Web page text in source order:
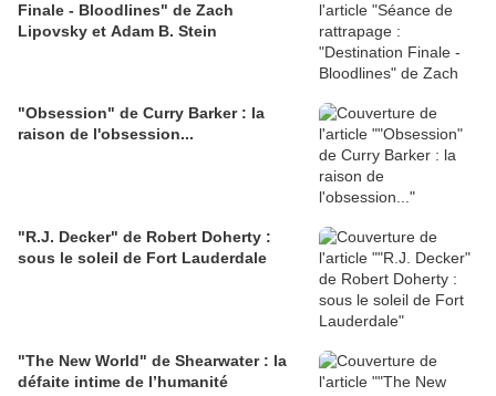
Finale - Bloodlines" de Zach
Lipovsky et Adam B. Stein
"Obsession" de Curry Barker : la
raison de l'obsession...
"R.J. Decker" de Robert Doherty :
sous le soleil de Fort Lauderdale
"The New World" de Shearwater : la
défaite intime de l’humanité